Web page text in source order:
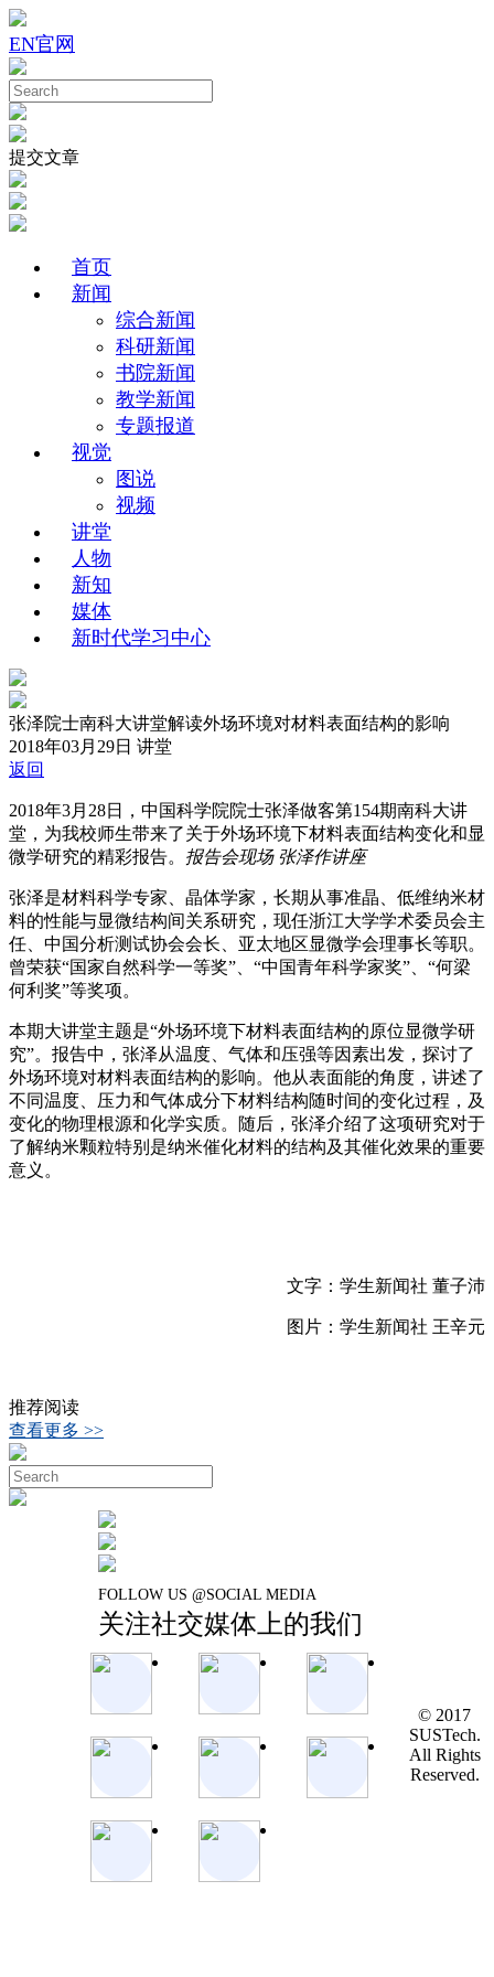
EN官网
提交文章
首页
新闻
综合新闻
科研新闻
书院新闻
教学新闻
专题报道
视觉
图说
视频
讲堂
人物
新知
媒体
新时代学习中心
张泽院士南科大讲堂解读外场环境对材料表面结构的影响
2018年03月29日 讲堂
返回
2018年3月28日，中国科学院院士张泽做客第154期南科大讲
堂，为我校师生带来了关于外场环境下材料表面结构变化和显
微学研究的精彩报告。 报告会现场 张泽作讲座
张泽是材料科学专家、晶体学家，长期从事准晶、低维纳米材
料的性能与显微结构间关系研究，现任浙江大学学术委员会主
任、中国分析测试协会会长、亚太地区显微学会理事长等职。
曾荣获“国家自然科学一等奖”、“中国青年科学家奖”、“何梁
何利奖”等奖项。
本期大讲堂主题是“外场环境下材料表面结构的原位显微学研
究”。报告中，张泽从温度、气体和压强等因素出发，探讨了
外场环境对材料表面结构的影响。他从表面能的角度，讲述了
不同温度、压力和气体成分下材料结构随时间的变化过程，及
变化的物理根源和化学实质。随后，张泽介绍了这项研究对于
了解纳米颗粒特别是纳米催化材料的结构及其催化效果的重要
意义。
文字：学生新闻社 董子沛
图片：学生新闻社 王辛元
推荐阅读
查看更多 >>
FOLLOW US @SOCIAL MEDIA
关注社交媒体上的我们
© 2017
SUSTech.
All Rights
Reserved.